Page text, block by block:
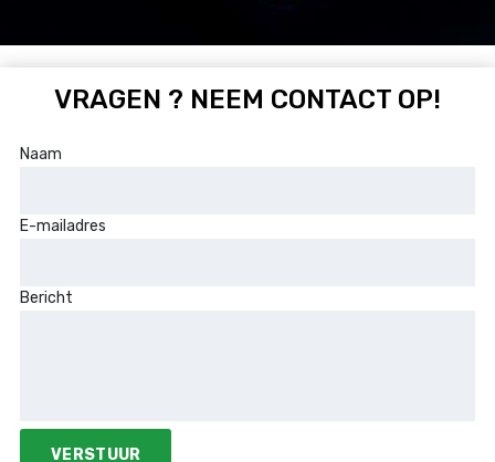
VRAGEN ? NEEM CONTACT OP!
Naam
E-mailadres
Bericht